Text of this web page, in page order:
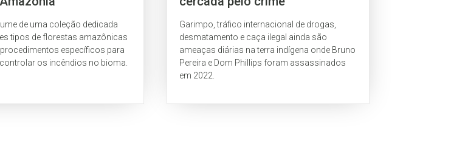
de uma coleção dedicada
tipos de florestas amazônicas
específicos para
os incêndios no bioma.
Garimpo, tráfico internacional de drogas,
desmatamento e caça ilegal ainda são
ameaças diárias na terra indígena onde Bruno
Pereira e Dom Phillips foram assassinados
em 2022.